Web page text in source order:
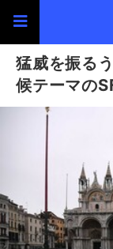
猛威を振る
候テーマの